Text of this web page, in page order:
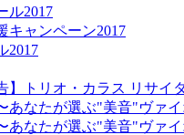
ル2017
キャンペーン2017
2017
】トリオ・カラス リサイ
あなたが選ぶ"美音"ヴァ
あなたが選ぶ"美音"ヴァ